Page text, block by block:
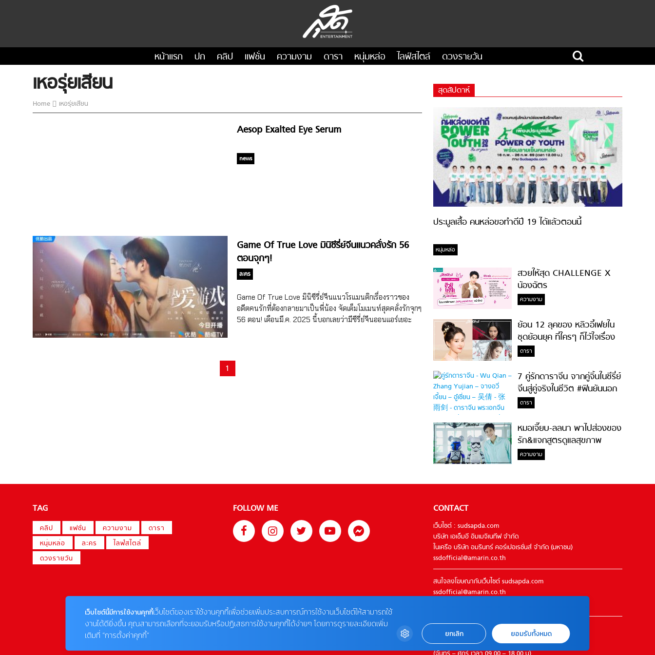
หน้าแรก ปก คลิป แฟชั่น ความงาม ดารา หนุ่มหล่อ ไลฟ์สไตล์ ดวงรายวัน
เหอรุ่ยเสียน
Home เหอรุ่ยเสียน
Aesop Exalted Eye Serum
news
Game Of True Love มินิซีรี่ย์จีนแนวคลั่งรัก 56
ตอนจุกๆ!
ละคร
Game Of True Love มินิซีรี่ย์จีนแนวโรแมนติกเรื่องราวของ
อดีตคนรักที่ต้องกลายมาเป็นพี่น้อง จัดเต็มโมเมนท์สุดคลั่งรักจุกๆ
56 ตอน! เดือนมี.ค. 2025 นี้บอกเลยว่ามีซีรี่ย์จีนออนแอร์เยอะ
1
สุดสัปดาห์
ประมูลเสื้อ คนหล่อขอทำดีปี 19 ได้แล้วตอนนี้
หนุ่มหล่อ
สวยให้สุด CHALLENGE X
น้องฉัตร
ความงาม
ย้อน 12 ลุคของ หลิวอี้เฟยใน
ชุดย้อนยุค ที่ใครๆ ก็ไว้ใจเรื่อง
ความสวย!
ดารา
7 คู่รักดาราจีน จากคู่จิ้นในซีรี่ย์
จีนสู่คู่จริงในชีวิต #ฟินยันนอก
จอ
ดารา
หมอเจี๊ยบ-ลลนา พาไปส่องของ
รัก&แจกสูตรดูแลสุขภาพ
#ล้างจมูกไม่ยากจะสอนให้
ความงาม
TAG
คลิป แฟชั่น ความงาม
ดารา
หนุ่มหล่อ
ละคร
ไลฟ์สไตล์
ดวงรายวัน
FOLLOW ME CONTACT
เว็บไซต์ : sudsapda.com
บริษัท เอเอ็มอี อิมเมจิเนทีฟ จำกัด
ในเครือ บริษัท อมรินทร์ คอร์เปอเรชั่นส์ จำกัด (มหาชน)
ssdofficial@amarin.co.th
สนใจลงโฆษณากับเว็บไซต์ sudsapda.com
ssdofficial@amarin.co.th
ติดต่อแจ้งปัญหาหรือร้องเรียน
02-422-9999 ต่อ 4180
เว็บไซต์นี้มีการใช้งานคุกกี้เว็บไซต์ของเราใช้งานคุกกี้เพื่อช่วยเพิ่มประสบการณ์การใช้งานเว็บไซต์ให้สามารถใช้
งานได้ดียิ่งขึ้น คุณสามารถเลือกที่จะยอมรับหรือปฏิเสธการใช้งานคุกกี้ได้ง่ายๆ โดยการดูรายละเอียดเพิ่ม
เติมที่ “การตั้งค่าคุกกี้”
ยกเลิก ยอมรับทั้งหมด